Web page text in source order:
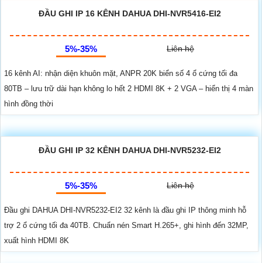
ĐẦU GHI IP 16 KÊNH DAHUA DHI-NVR5416-EI2
5%-35% Liên hệ
16 kênh AI: nhận diện khuôn mặt, ANPR 20K biển số 4 ổ cứng tối đa
80TB – lưu trữ dài hạn không lo hết 2 HDMI 8K + 2 VGA – hiển thị 4 màn
hình đồng thời
ĐẦU GHI IP 32 KÊNH DAHUA DHI-NVR5232-EI2
5%-35% Liên hệ
Đầu ghi DAHUA DHI-NVR5232-EI2 32 kênh là đầu ghi IP thông minh hỗ
trợ 2 ổ cứng tối đa 40TB. Chuẩn nén Smart H.265+, ghi hình đến 32MP,
xuất hình HDMI 8K